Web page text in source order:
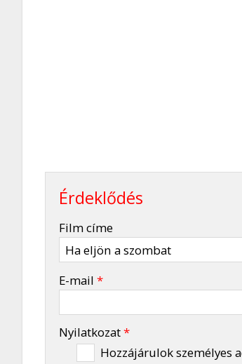
Érdeklődés
Film címe
E-mail *
Nyilatkozat*
Hozzájárulok személyes